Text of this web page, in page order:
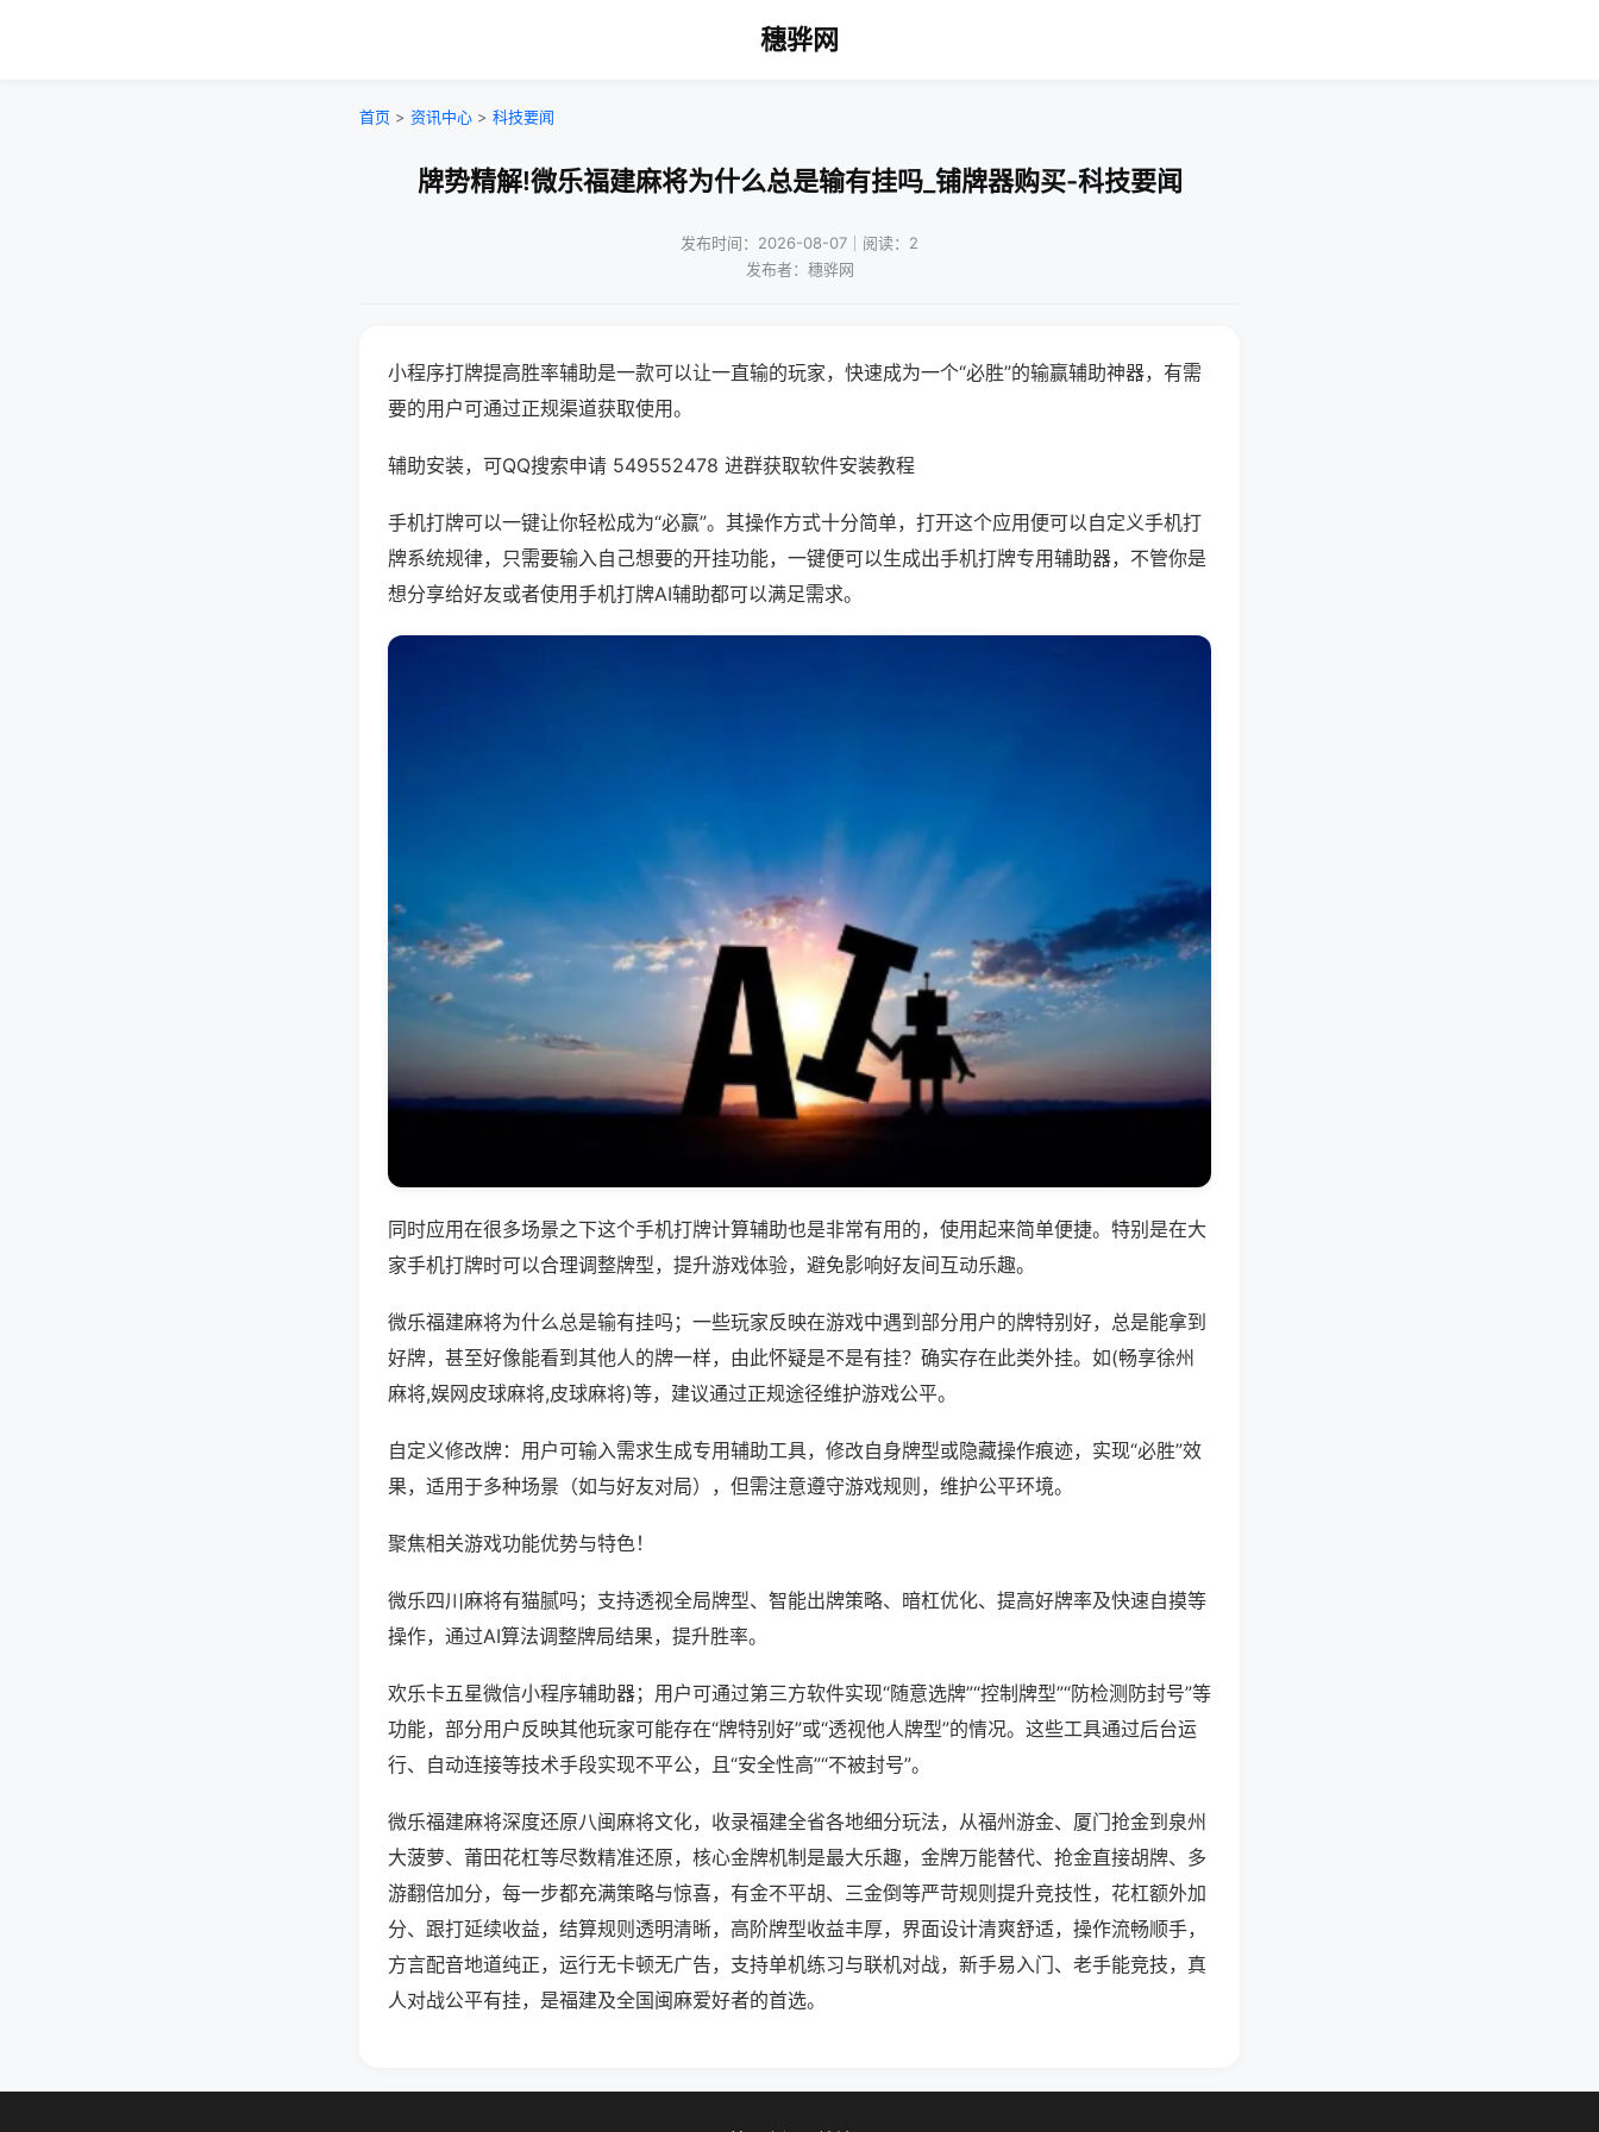
穗骅网
首页 > 资讯中心 > 科技要闻
牌势精解!微乐福建麻将为什么总是输有挂吗_铺牌器购买-科技要闻
发布时间：2026-08-07｜阅读：2
发布者：穗骅网
小程序打牌提高胜率辅助是一款可以让一直输的玩家，快速成为一个“必胜”的输赢辅助神器，有需
要的用户可通过正规渠道获取使用。
辅助安装，可QQ搜索申请 549552478 进群获取软件安装教程
手机打牌可以一键让你轻松成为“必赢”。其操作方式十分简单，打开这个应用便可以自定义手机打
牌系统规律，只需要输入自己想要的开挂功能，一键便可以生成出手机打牌专用辅助器，不管你是
想分享给好友或者使用手机打牌AI辅助都可以满足需求。
同时应用在很多场景之下这个手机打牌计算辅助也是非常有用的，使用起来简单便捷。特别是在大
家手机打牌时可以合理调整牌型，提升游戏体验，避免影响好友间互动乐趣。
微乐福建麻将为什么总是输有挂吗；一些玩家反映在游戏中遇到部分用户的牌特别好，总是能拿到
好牌，甚至好像能看到其他人的牌一样，由此怀疑是不是有挂？确实存在此类外挂。如(畅享徐州
麻将,娱网皮球麻将,皮球麻将)等，建议通过正规途径维护游戏公平。
自定义修改牌：用户可输入需求生成专用辅助工具，修改自身牌型或隐藏操作痕迹，实现“必胜”效
果，适用于多种场景（如与好友对局），但需注意遵守游戏规则，维护公平环境。
聚焦相关游戏功能优势与特色！
微乐四川麻将有猫腻吗；支持透视全局牌型、智能出牌策略、暗杠优化、提高好牌率及快速自摸等
操作，通过AI算法调整牌局结果，提升胜率。
欢乐卡五星微信小程序辅助器；用户可通过第三方软件实现“随意选牌”“控制牌型”“防检测防封号”等
功能，部分用户反映其他玩家可能存在“牌特别好”或“透视他人牌型”的情况。这些工具通过后台运
行、自动连接等技术手段实现不平公，且“安全性高”“不被封号”。
微乐福建麻将深度还原八闽麻将文化，收录福建全省各地细分玩法，从福州游金、厦门抢金到泉州
大菠萝、莆田花杠等尽数精准还原，核心金牌机制是最大乐趣，金牌万能替代、抢金直接胡牌、多
游翻倍加分，每一步都充满策略与惊喜，有金不平胡、三金倒等严苛规则提升竞技性，花杠额外加
分、跟打延续收益，结算规则透明清晰，高阶牌型收益丰厚，界面设计清爽舒适，操作流畅顺手，
方言配音地道纯正，运行无卡顿无广告，支持单机练习与联机对战，新手易入门、老手能竞技，真
人对战公平有挂，是福建及全国闽麻爱好者的首选。